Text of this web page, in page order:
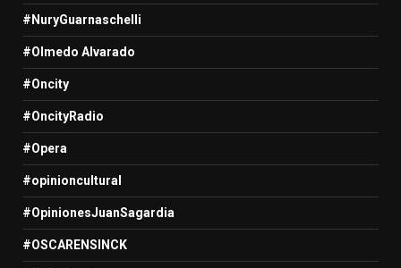
#NuryGuarnaschelli
#Olmedo Alvarado
#Oncity
#OncityRadio
#Opera
#opinioncultural
#OpinionesJuanSagardia
#OSCARENSINCK